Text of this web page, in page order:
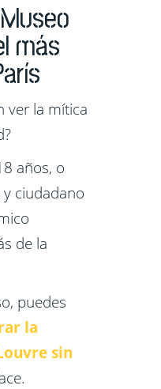
más
ver la mítica
años, o
ciudadano
de la
puedes
la
sin